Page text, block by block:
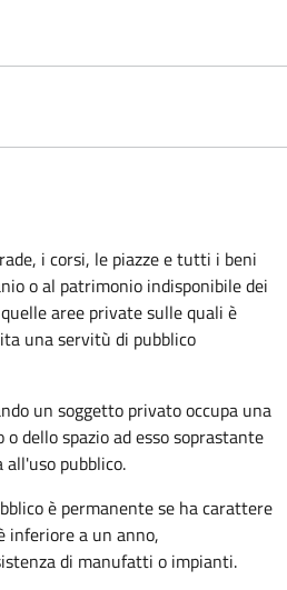
i corsi, le piazze e tutti i beni
o al patrimonio indisponibile dei
aree private sulle quali è
una servitù di pubblico
un soggetto privato occupa una
dello spazio ad esso soprastante
pubblico.
è permanente se ha carattere
inferiore a un anno,
di manufatti o impianti.